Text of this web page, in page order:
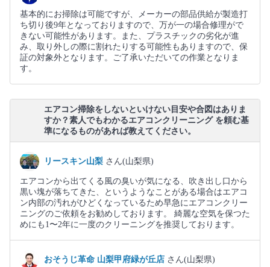
基本的にお掃除は可能ですが、メーカーの部品供給が製造打
ち切り後9年となっておりますので、万が一の場合修理がで
きない可能性があります。また、プラスチックの劣化が進
み、取り外しの際に割れたりする可能性もありますので、保
証の対象外となります。ご了承いただいての作業となりま
す。
エアコン掃除をしないといけない目安や合図はありま
すか？素人でもわかるエアコンクリーニング を頼む基
準になるものがあれば教えてください。
リースキン山梨 さん(山梨県)
エアコンから出てくる風の臭いが気になる、吹き出し口から
黒い塊が落ちてきた、というようなことがある場合はエアコ
ン内部の汚れがひどくなっているため早急にエアコンクリー
ニングのご依頼をお勧めしております。 綺麗な空気を保つた
めにも1〜2年に一度のクリーニングを推奨しております。
おそうじ革命 山梨甲府緑が丘店 さん(山梨県)